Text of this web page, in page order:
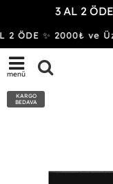
3 AL 2
ÖDE ✨ 2000₺ ve
menü
KARGO
BEDAVA